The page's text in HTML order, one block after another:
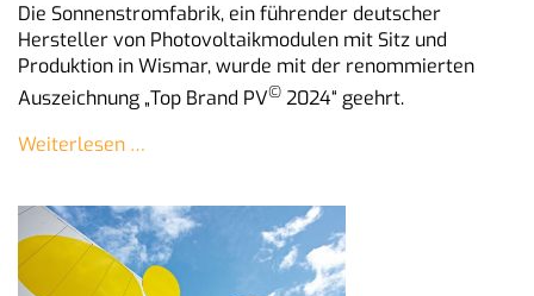
Die Sonnenstromfabrik, ein führender deutscher
Hersteller von Photovoltaikmodulen mit Sitz und
Produktion in Wismar, wurde mit der renommierten
Auszeichnung „Top Brand PV© 2024“ geehrt.
Weiterlesen …